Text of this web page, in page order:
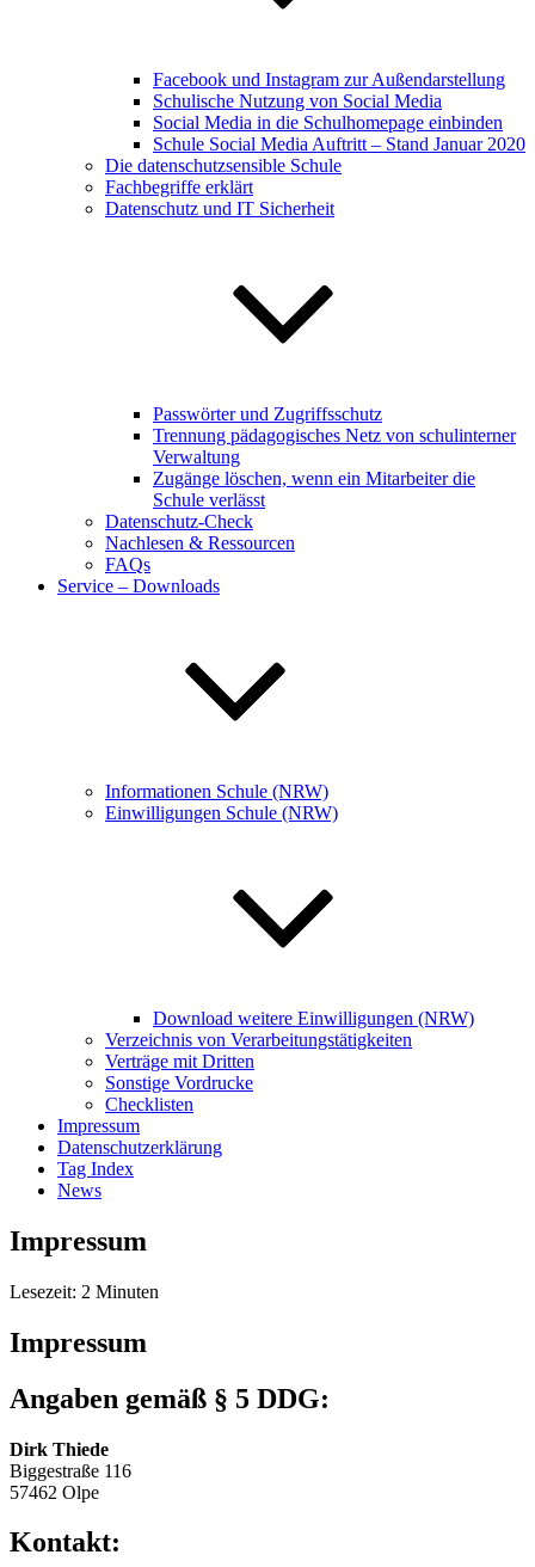
Facebook und Instagram zur Außendarstellung
Schulische Nutzung von Social Media
Social Media in die Schulhomepage einbinden
Schule Social Media Auftritt – Stand Januar 2020
Die datenschutzsensible Schule
Fachbegriffe erklärt
Datenschutz und IT Sicherheit
Passwörter und Zugriffsschutz
Trennung pädagogisches Netz von schulinterner
Verwaltung
Zugänge löschen, wenn ein Mitarbeiter die
Schule verlässt
Datenschutz-Check
Nachlesen & Ressourcen
FAQs
Service – Downloads
Informationen Schule (NRW)
Einwilligungen Schule (NRW)
Download weitere Einwilligungen (NRW)
Verzeichnis von Verarbeitungstätigkeiten
Verträge mit Dritten
Sonstige Vordrucke
Checklisten
Impressum
Datenschutzerklärung
Tag Index
News
Impressum
Lesezeit: 2 Minuten
Impressum
Angaben gemäß § 5 DDG:
Dirk Thiede
Biggestraße 116
57462 Olpe
Kontakt: